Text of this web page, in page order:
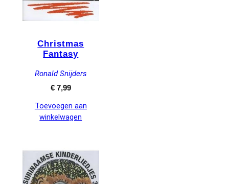
Christmas
Fantasy
Ronald Snijders
€7,99
Toevoegen aan
winkelwagen